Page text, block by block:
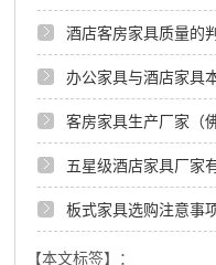
酒店客房家具质量的
办公家具与酒店家具
客房家具生产厂家（
板式家具选购注意事
【本文标签】：